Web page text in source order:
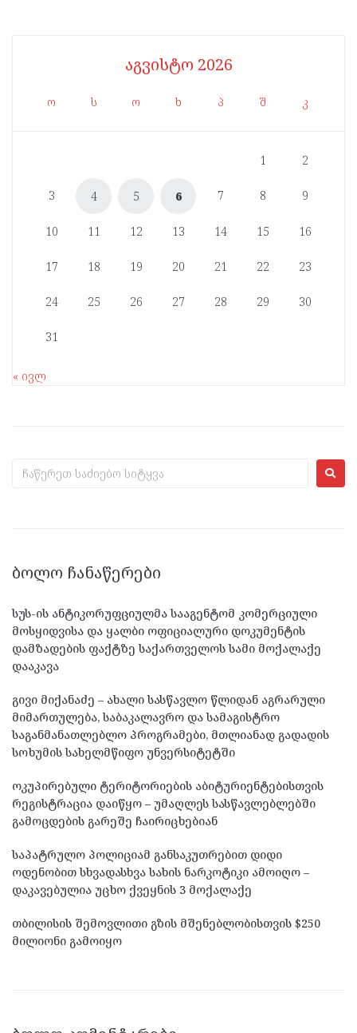
აგვისტო 2026
ო ს ო ხ პ შ კ
1 2
3 4 5 6 7 8 9
10 11 12 13 14 15 16
17 18 19 20 21 22 23
24 25 26 27 28 29 30
31
« ივლ
ᲑᲝᲚᲝ ᲩᲐᲜᲐᲬᲔᲠᲔᲑᲘ
სუს-ის ანტიკორუფციულმა სააგენტომ კომერციული
მოსყიდვისა და ყალბი ოფიციალური დოკუმენტის
დამზადების ფაქტზე საქართველოს სამი მოქალაქე
დააკავა
გივი მიქანაძე – ახალი სასწავლო წლიდან აგრარული
მიმართულება, საბაკალავრო და სამაგისტრო
საგანმანათლებლო პროგრამები, მთლიანად გადადის
სოხუმის სახელმწიფო უნვერსიტეტში
ოკუპირებული ტერიტორიების აბიტურიენტებისთვის
რეგისტრაცია დაიწყო – უმაღლეს სასწავლებლებში
გამოცდების გარეშე ჩაირიცხებიან
საპატრულო პოლიციამ განსაკუთრებით დიდი
ოდენობით სხვადასხვა სახის ნარკოტიკი ამოიღო –
დაკავებულია უცხო ქვეყნის 3 მოქალაქე
თბილისის შემოვლითი გზის მშენებლობისთვის $250
მილიონი გამოიყო